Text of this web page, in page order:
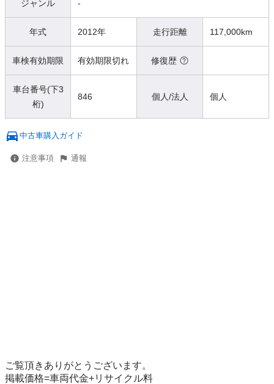
ジャンル -
年式 2012年 走行距離 117,000km
車検有効期限 有効期限切れ 修復歴
車台番号(下3
桁)
846 個人/法人 個人
中古車購入ガイド
注意事項 通報
ご覧頂きありがとうございます。
掲載価格=車両代金+リサイクル料